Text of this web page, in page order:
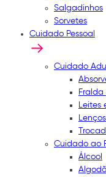
Salgadinhos
Sorvetes
Cuidado Pessoal
Cuidado
Leites
Cuidado ao
Álcool